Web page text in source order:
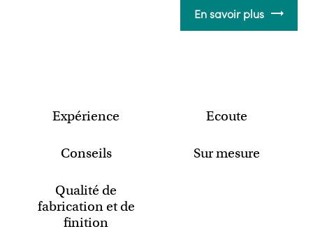
En savoir plus
Expérience Ecoute
Conseils Sur mesure
Qualité de
fabrication et de
finition